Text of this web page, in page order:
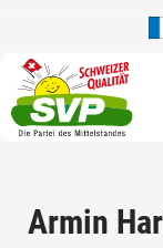
Armin